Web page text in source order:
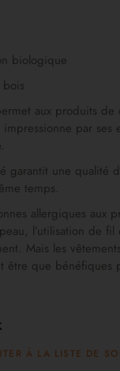
biologique
aux produits de
par ses
garantit une qualité
temps.
allergiques aux
l’utilisation de
Mais les
être que bénéfiques
À LA LISTE DE